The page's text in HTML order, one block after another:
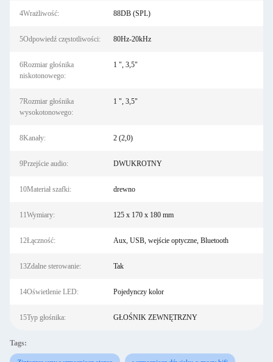
4Wrażliwość: 88DB (SPL)
5Odpowiedź częstotliwości: 80Hz-20kHz
6Rozmiar głośnika
niskotonowego:
1 ", 3,5"
7Rozmiar głośnika
wysokotonowego:
1 ", 3,5"
8Kanały: 2 (2,0)
9Przejście audio: DWUKROTNY
10Materiał szafki: drewno
11Wymiary: 125 x 170 x 180 mm
12Łączność: Aux, USB, wejście optyczne, Bluetooth
13Zdalne sterowanie: Tak
14Oświetlenie LED: Pojedynczy kolor
15Typ głośnika: GŁOŚNIK ZEWNĘTRZNY
Tags: